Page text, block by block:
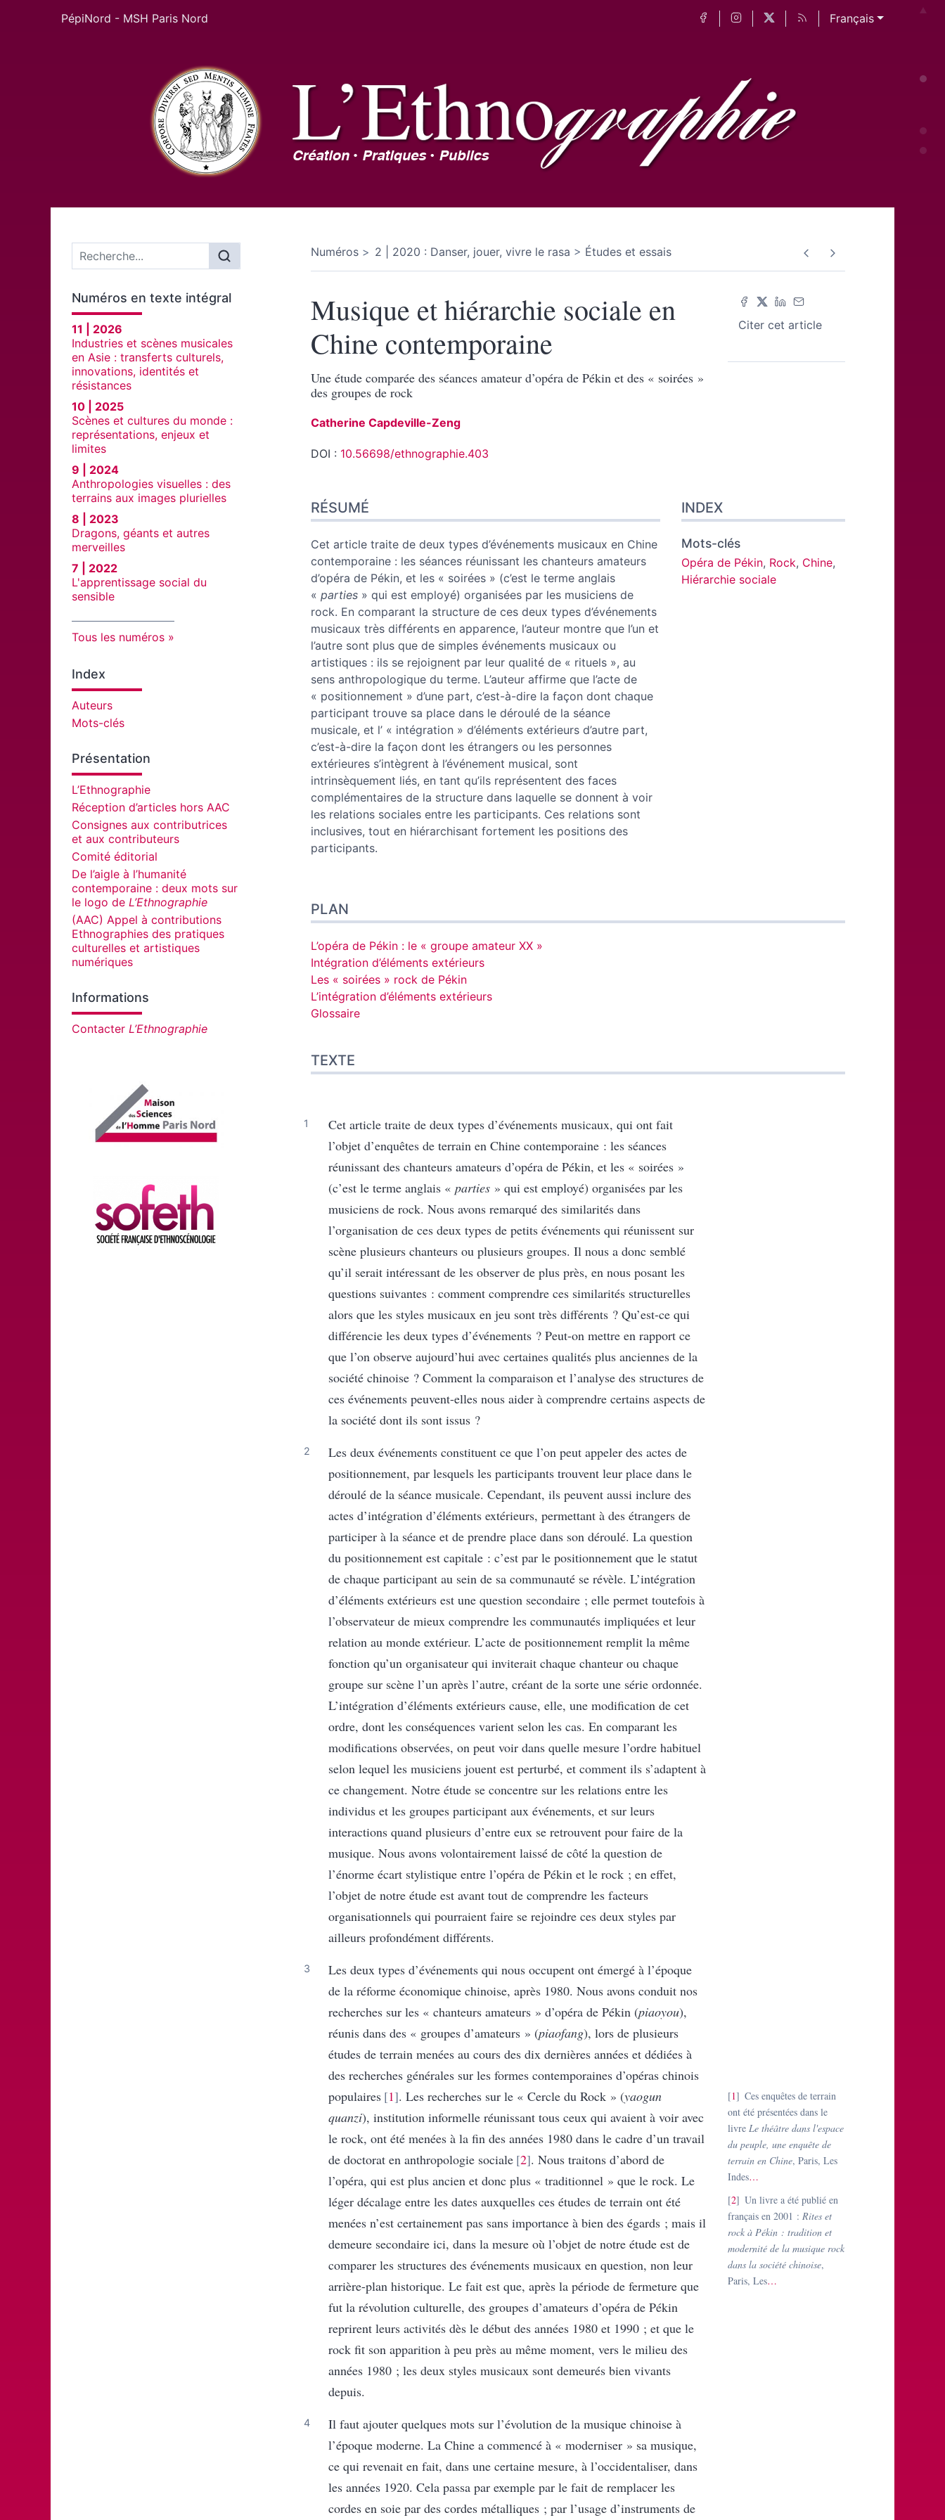
PépiNord - MSH Paris Nord Français
Menu principal
Numéros en texte intégral
11 | 2026
Industries et scènes musicales
en Asie : transferts culturels,
innovations, identités et
résistances
10 | 2025
Scènes et cultures du monde :
représentations, enjeux et
limites
9 | 2024
Anthropologies visuelles : des
terrains aux images plurielles
8 | 2023
Dragons, géants et autres
merveilles
7 | 2022
L'apprentissage social du
sensible
Tous les numéros
Index
Auteurs
Mots-clés
Présentation
L’Ethnographie
Réception d’articles hors AAC
Consignes aux contributrices
et aux contributeurs
Comité éditorial
De l’aigle à l’humanité
contemporaine : deux mots sur
le logo de L’Ethnographie
(AAC) Appel à contributions
Ethnographies des pratiques
culturelles et artistiques
numériques
Informations
Contacter L’Ethnographie
Affiliations/partenaires
Numéros 2 | 2020 : Danser, jouer, vivre le rasa Études et essais
Citer cet article
Musique et hiérarchie sociale en
Chine contemporaine
Une étude comparée des séances amateur d’opéra de Pékin et des « soirées »
des groupes de rock
Catherine Capdeville-Zeng
DOI : 10.56698/ethnographie.403
Index
Plan
Texte
Notes
Illustrations
Citer cet article
Auteur
RÉSUMÉ
Cet article traite de deux types d’événements musicaux en Chine
contemporaine : les séances réunissant les chanteurs amateurs
d’opéra de Pékin, et les « soirées » (c’est le terme anglais
« parties » qui est employé) organisées par les musiciens de
rock. En comparant la structure de ces deux types d’événements
musicaux très différents en apparence, l’auteur montre que l’un et
l’autre sont plus que de simples événements musicaux ou
artistiques : ils se rejoignent par leur qualité de « rituels », au
sens anthropologique du terme. L’auteur affirme que l’acte de
« positionnement » d’une part, c’est-à-dire la façon dont chaque
participant trouve sa place dans le déroulé de la séance
musicale, et l’ « intégration » d’éléments extérieurs d’autre part,
c’est-à-dire la façon dont les étrangers ou les personnes
extérieures s’intègrent à l’événement musical, sont
intrinsèquement liés, en tant qu’ils représentent des faces
complémentaires de la structure dans laquelle se donnent à voir
les relations sociales entre les participants. Ces relations sont
inclusives, tout en hiérarchisant fortement les positions des
participants.
INDEX
Mots-clés
Opéra de Pékin, Rock, Chine,
Hiérarchie sociale
PLAN
L’opéra de Pékin : le « groupe amateur XX »
Intégration d’éléments extérieurs
Les « soirées » rock de Pékin
L’intégration d’éléments extérieurs
Glossaire
TEXTE
Cet article traite de deux types d’événements musicaux, qui ont fait
l’objet d’enquêtes de terrain en Chine contemporaine : les séances
réunissant des chanteurs amateurs d’opéra de Pékin, et les « soirées »
(c’est le terme anglais « parties » qui est employé) organisées par les
musiciens de rock. Nous avons remarqué des similarités dans
l’organisation de ces deux types de petits événements qui réunissent sur
scène plusieurs chanteurs ou plusieurs groupes. Il nous a donc semblé
qu’il serait intéressant de les observer de plus près, en nous posant les
questions suivantes : comment comprendre ces similarités structurelles
alors que les styles musicaux en jeu sont très différents ? Qu’est-ce qui
différencie les deux types d’événements ? Peut-on mettre en rapport ce
que l’on observe aujourd’hui avec certaines qualités plus anciennes de la
société chinoise ? Comment la comparaison et l’analyse des structures de
ces événements peuvent-elles nous aider à comprendre certains aspects de
la société dont ils sont issus ?
Les deux événements constituent ce que l’on peut appeler des actes de
positionnement, par lesquels les participants trouvent leur place dans le
déroulé de la séance musicale. Cependant, ils peuvent aussi inclure des
actes d’intégration d’éléments extérieurs, permettant à des étrangers de
participer à la séance et de prendre place dans son déroulé. La question
du positionnement est capitale : c’est par le positionnement que le statut
de chaque participant au sein de sa communauté se révèle. L’intégration
d’éléments extérieurs est une question secondaire ; elle permet toutefois à
l’observateur de mieux comprendre les communautés impliquées et leur
relation au monde extérieur. L’acte de positionnement remplit la même
fonction qu’un organisateur qui inviterait chaque chanteur ou chaque
groupe sur scène l’un après l’autre, créant de la sorte une série ordonnée.
L’intégration d’éléments extérieurs cause, elle, une modification de cet
ordre, dont les conséquences varient selon les cas. En comparant les
modifications observées, on peut voir dans quelle mesure l’ordre habituel
selon lequel les musiciens jouent est perturbé, et comment ils s’adaptent à
ce changement. Notre étude se concentre sur les relations entre les
individus et les groupes participant aux événements, et sur leurs
interactions quand plusieurs d’entre eux se retrouvent pour faire de la
musique. Nous avons volontairement laissé de côté la question de
l’énorme écart stylistique entre l’opéra de Pékin et le rock ; en effet,
l’objet de notre étude est avant tout de comprendre les facteurs
organisationnels qui pourraient faire se rejoindre ces deux styles par
ailleurs profondément différents.
Les deux types d’événements qui nous occupent ont émergé à l’époque
de la réforme économique chinoise, après 1980. Nous avons conduit nos
recherches sur les « chanteurs amateurs » d’opéra de Pékin (piaoyou),
réunis dans des « groupes d’amateurs » (piaofang), lors de plusieurs
études de terrain menées au cours des dix dernières années et dédiées à
des recherches générales sur les formes contemporaines d’opéras chinois
populaires 1 . Les recherches sur le « Cercle du Rock » (yaogun
quanzi), institution informelle réunissant tous ceux qui avaient à voir avec
le rock, ont été menées à la fin des années 1980 dans le cadre d’un travail
de doctorat en anthropologie sociale 2 . Nous traitons d’abord de
l’opéra, qui est plus ancien et donc plus « traditionnel » que le rock. Le
léger décalage entre les dates auxquelles ces études de terrain ont été
menées n’est certainement pas sans importance à bien des égards ; mais il
demeure secondaire ici, dans la mesure où l’objet de notre étude est de
comparer les structures des événements musicaux en question, non leur
arrière-plan historique. Le fait est que, après la période de fermeture que
fut la révolution culturelle, des groupes d’amateurs d’opéra de Pékin
reprirent leurs activités dès le début des années 1980 et 1990 ; et que le
rock fit son apparition à peu près au même moment, vers le milieu des
années 1980 ; les deux styles musicaux sont demeurés bien vivants
depuis.
Il faut ajouter quelques mots sur l’évolution de la musique chinoise à
l’époque moderne. La Chine a commencé à « moderniser » sa musique,
ce qui revenait en fait, dans une certaine mesure, à l’occidentaliser, dans
les années 1920. Cela passa par exemple par le fait de remplacer les
cordes en soie par des cordes métalliques ; par l’usage d’instruments de
1
Ces enquêtes de terrain
ont été présentées dans le
livre Le théâtre dans l'espace
du peuple, une enquête de
terrain en Chine, Paris, Les
Indes…
2
Un livre a été publié en
français en 2001 : Rites et
rock à Pékin : tradition et
modernité de la musique rock
dans la société chinoise,
Paris, Les…